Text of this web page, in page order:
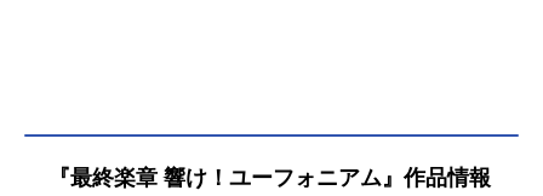
『最終楽章 響け！ユーフォニアム』作品情報